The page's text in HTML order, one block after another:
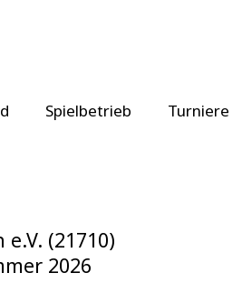
Spielbetrieb Turniere
(21710)
2026